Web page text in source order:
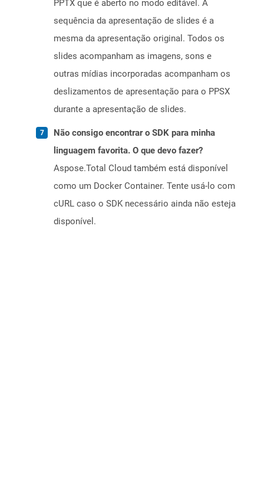
PPTX que é aberto no modo editável. A
sequência da apresentação de slides é a
mesma da apresentação original. Todos os
slides acompanham as imagens, sons e
outras mídias incorporadas acompanham os
deslizamentos de apresentação para o PPSX
durante a apresentação de slides.
Não consigo encontrar o SDK para minha
linguagem favorita. O que devo fazer?
Aspose.Total Cloud também está disponível
como um Docker Container. Tente usá-lo com
cURL caso o SDK necessário ainda não esteja
disponível.